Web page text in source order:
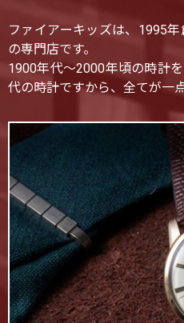
ファイアーキッズは、1995
の専門店です。
1900年代〜2000年頃の時計
代の時計ですから、全てが一